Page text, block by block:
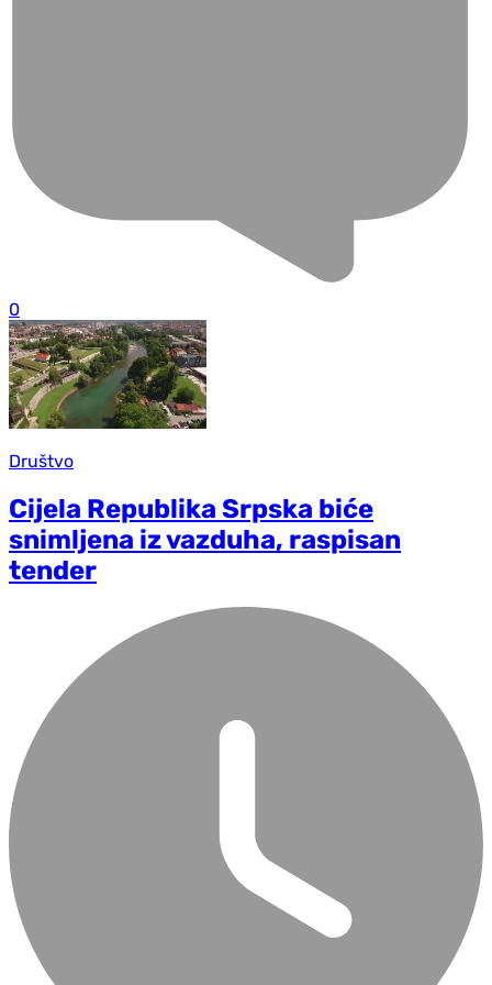
0
Društvo
Cijela Republika Srpska biće
snimljena iz vazduha, raspisan
tender